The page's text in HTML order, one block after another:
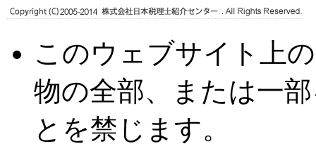
このウェブサイト上
物の全部、または一
とを禁じます。